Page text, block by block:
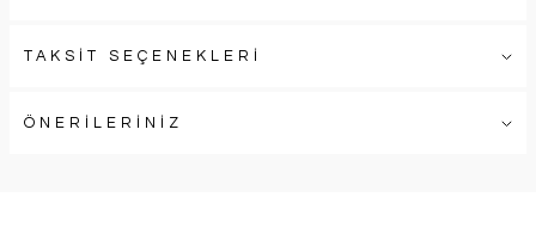
TAKSİT SEÇENEKLERİ
ÖNERİLERİNİZ